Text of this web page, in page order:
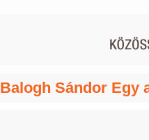
Balogh Sándor Egy